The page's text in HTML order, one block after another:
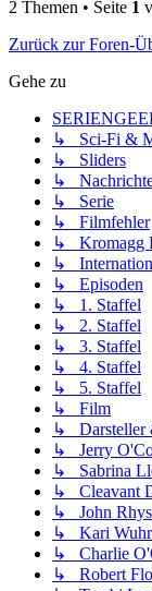
2 Themen • Seite 1
Zurück zur Foren-
Gehe zu
↳ Sci-Fi &
↳ Sliders
↳
↳ Serie
↳ Filmfehler
↳ Kromagg
↳
↳ Episoden
↳ 1. Staffel
↳ 2. Staffel
↳ 3. Staffel
↳ 4. Staffel
↳ 5. Staffel
↳ Film
↳ Darsteller
↳ Jerry
↳ Sabrina
↳ Cleavant
↳ John
↳ Kari
↳ Charlie
↳ Robert